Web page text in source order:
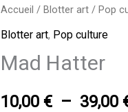
Accueil /Blotter art /Pop
Blotter art, Pop culture
Mad Hatter
10,00€ – 39,00
quantité
de
Hatter